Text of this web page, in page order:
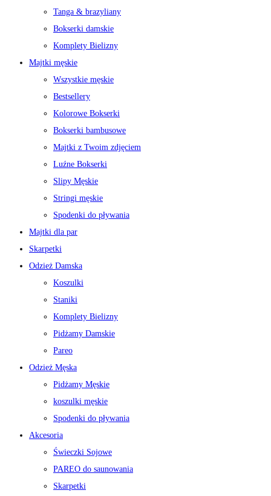
Tanga & brazyliany
Bokserki damskie
Komplety Bielizny
Majtki męskie
Wszystkie męskie
Bestsellery
Kolorowe Bokserki
Bokserki bambusowe
Majtki z Twoim zdjęciem
Luźne Bokserki
Slipy Męskie
Stringi męskie
Spodenki do pływania
Majtki dla par
Skarpetki
Odzież Damska
Koszulki
Staniki
Komplety Bielizny
Pidżamy Damskie
Pareo
Odzież Męska
Pidżamy Męskie
koszulki męskie
Spodenki do pływania
Akcesoria
Świeczki Sojowe
PAREO do saunowania
Skarpetki